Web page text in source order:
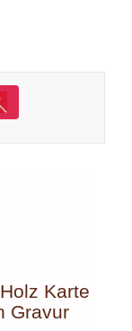
Karte
Gravur